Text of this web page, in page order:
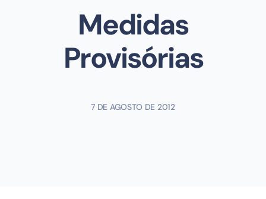
Medidas
Provisórias
7 DE AGOSTO DE 2012